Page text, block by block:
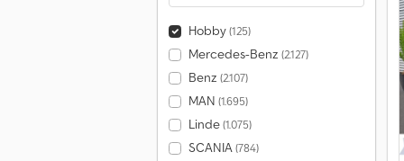
Hobby(125)
Mercedes-Benz (2.127)
Benz (2.107)
MAN (1.695)
Linde(1.075)
SCANIA(784)